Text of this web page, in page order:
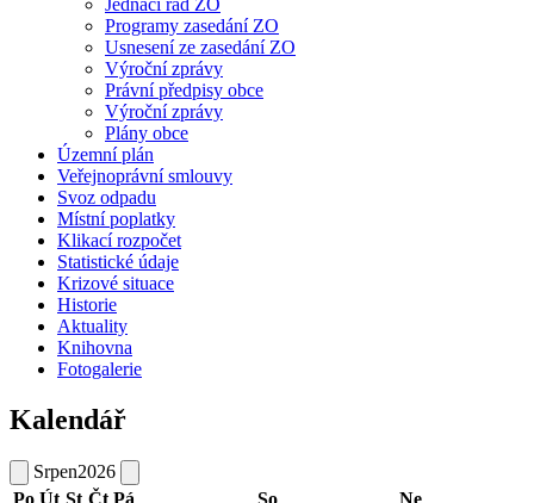
Jednací řád ZO
Programy zasedání ZO
Usnesení ze zasedání ZO
Výroční zprávy
Právní předpisy obce
Výroční zprávy
Plány obce
Územní plán
Veřejnoprávní smlouvy
Svoz odpadu
Místní poplatky
Klikací rozpočet
Statistické údaje
Krizové situace
Historie
Aktuality
Knihovna
Fotogalerie
Kalendář
Srpen2026
Po Út St Čt Pá So
Ne